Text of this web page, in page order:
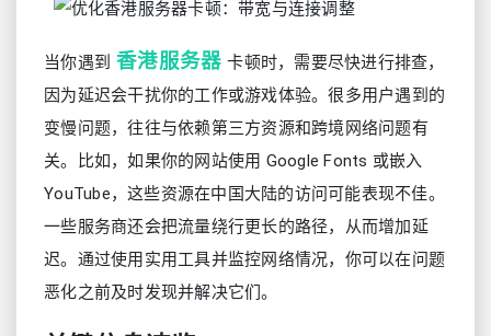
当你遇到 香港服务器 卡顿时，需要尽快进行排查，
因为延迟会干扰你的工作或游戏体验。很多用户遇到的
变慢问题，往往与依赖第三方资源和跨境网络问题有
关。比如，如果你的网站使用 Google Fonts 或嵌入
YouTube，这些资源在中国大陆的访问可能表现不佳。
一些服务商还会把流量绕行更长的路径，从而增加延
迟。通过使用实用工具并监控网络情况，你可以在问题
恶化之前及时发现并解决它们。